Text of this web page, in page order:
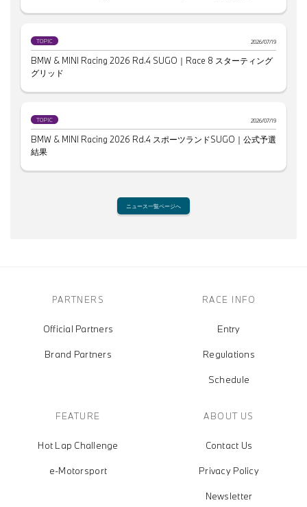
TOPIC 2026/07/19
BMW & MINI Racing 2026 Rd.4 SUGO｜Race 8 スターティング
グリッド
TOPIC 2026/07/19
BMW & MINI Racing 2026 Rd.4 スポーツランドSUGO｜公式予選
結果
ニュース一覧ページへ
PARTNERS
Official Partners
Brand Partners
RACE INFO
Entry
Regulations
Schedule
FEATURE
Hot Lap Challenge
e-Motorsport
ABOUT US
Contact Us
Privacy Policy
Newsletter